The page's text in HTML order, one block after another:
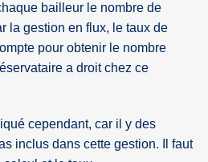
bailleur le nombre de
la gestion en flux, le taux de
pour obtenir le nombre
a droit chez ce
cependant, car il y des
inclus dans cette gestion. Il faut